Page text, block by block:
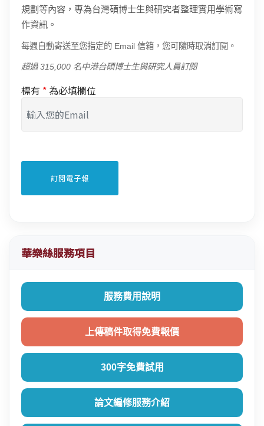
規劃等內容，專為台灣碩博士生與研究者整理實用學術寫
作資訊。
每週自動寄送至您指定的 Email 信箱，您可隨時取消訂閱。
超過 315,000 名中港台碩博士生與研究人員訂閱
標有 * 為必填欄位
華樂絲服務項目
服務費用說明
上傳稿件取得免費報價
300字免費試用
論文編修服務介紹